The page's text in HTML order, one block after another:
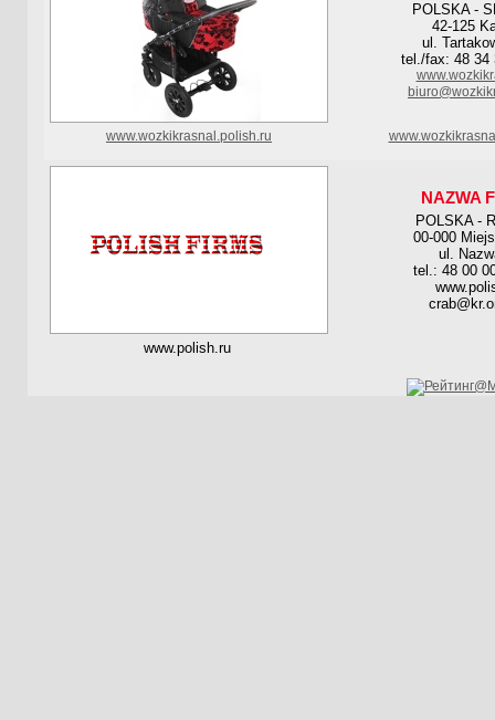
POLSKA -
42-125
ul.
tel./fax: 48 34
www.wozkikrasnal.polish.ru
NAZWA
POLSKA -
00-000
ul.
tel.: 48 00
www.polish.ru